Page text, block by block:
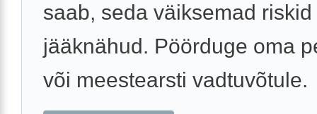
saab, seda väiksemad riskid
jääknähud. Pöörduge oma
või meestearsti vadtuvõtule.